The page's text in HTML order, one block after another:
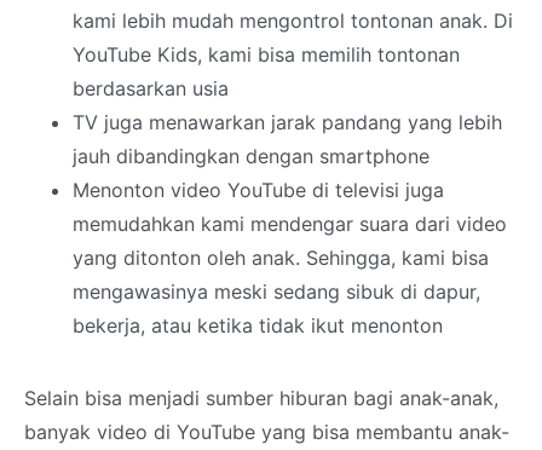
kami lebih mudah mengontrol tontonan anak. Di
YouTube Kids, kami bisa memilih tontonan
berdasarkan usia
TV juga menawarkan jarak pandang yang lebih
jauh dibandingkan dengan smartphone
Menonton video YouTube di televisi juga
memudahkan kami mendengar suara dari video
yang ditonton oleh anak. Sehingga, kami bisa
mengawasinya meski sedang sibuk di dapur,
bekerja, atau ketika tidak ikut menonton
Selain bisa menjadi sumber hiburan bagi anak-anak,
banyak video di YouTube yang bisa membantu anak-